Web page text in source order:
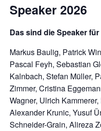
Speaker 2026
Das sind die Speaker
Markus Baulig, Patrick
Pascal Feyh, Sebastian
Kalnbach, Stefan Müller,
Zimmer, Cristina
Wagner, Ulrich
Alexander Krunic, Yusuf
Schneider-Grain, Alireza